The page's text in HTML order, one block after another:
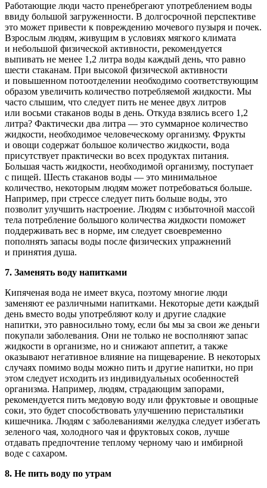
Работающие люди часто пренебрегают употреблением воды
ввиду большой загруженности. В долгосрочной перспективе
это может привести к повреждению мочевого пузыря и почек.
Взрослым людям, живущим в условиях мягкого климата
и небольшой физической активности, рекомендуется
выпивать не менее 1,2 литра воды каждый день, что равно
шести стаканам. При высокой физической активности
и повышенном потоотделении необходимо соответствующим
образом увеличить количество потребляемой жидкости. Мы
часто слышим, что следует пить не менее двух литров
или восьми стаканов воды в день. Откуда взялись всего 1,2
литра? Фактически два литра — это суммарное количество
жидкости, необходимое человеческому организму. Фрукты
и овощи содержат большое количество жидкости, вода
присутствует практически во всех продуктах питания.
Большая часть жидкости, необходимой организму, поступает
с пищей. Шесть стаканов воды — это минимальное
количество, некоторым людям может потребоваться больше.
Например, при стрессе следует пить больше воды, это
позволит улучшить настроение. Людям с избыточной массой
тела потребление большого количества жидкости поможет
поддерживать вес в норме, им следует своевременно
пополнять запасы воды после физических упражнений
и принятия душа.
7. Заменять воду напитками
Кипяченая вода не имеет вкуса, поэтому многие люди
заменяют ее различными напитками. Некоторые дети каждый
день вместо воды употребляют колу и другие сладкие
напитки, это равносильно тому, если бы мы за свои же деньги
покупали заболевания. Они не только не восполняют запас
жидкости в организме, но и снижают аппетит, а также
оказывают негативное влияние на пищеварение. В некоторых
случаях помимо воды можно пить и другие напитки, но при
этом следует исходить из индивидуальных особенностей
организма. Например, людям, страдающим запорами,
рекомендуется пить медовую воду или фруктовые и овощные
соки, это будет способствовать улучшению перистальтики
кишечника. Людям с заболеваниями желудка следует избегать
зеленого чая, холодного чая и фруктовых соков, лучше
отдавать предпочтение теплому черному чаю и имбирной
воде с сахаром.
8. Не пить воду по утрам